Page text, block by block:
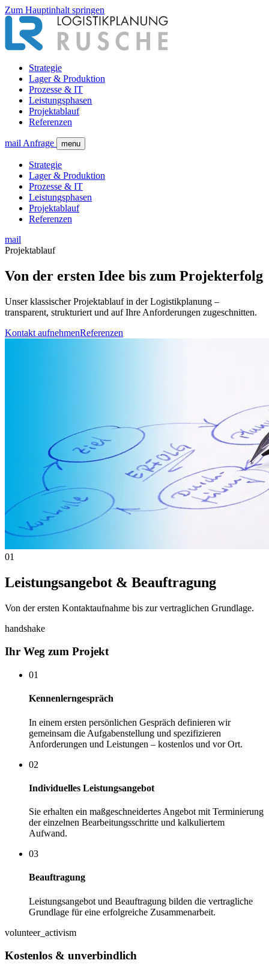
Zum Hauptinhalt springen
Strategie
Lager & Produktion
Prozesse & IT
Leistungsphasen
Projektablauf
Referenzen
mail Anfrage menu
Strategie
Lager & Produktion
Prozesse & IT
Leistungsphasen
Projektablauf
Referenzen
mail
Projektablauf
Von der ersten Idee bis zum Projekterfolg
Unser klassischer Projektablauf in der Logistikplanung –
transparent, strukturiert und auf Ihre Anforderungen zugeschnitten.
Kontakt aufnehmenReferenzen
01
Leistungsangebot & Beauftragung
Von der ersten Kontaktaufnahme bis zur vertraglichen Grundlage.
handshake
Ihr Weg zum Projekt
01
Kennenlerngespräch
In einem ersten persönlichen Gespräch definieren wir
gemeinsam die Aufgabenstellung und spezifizieren
Anforderungen und Leistungen – kostenlos und vor Ort.
02
Individuelles Leistungsangebot
Sie erhalten ein maßgeschneidertes Angebot mit Terminierung
der einzelnen Bearbeitungsschritte und kalkuliertem
Aufwand.
03
Beauftragung
Leistungsangebot und Beauftragung bilden die vertragliche
Grundlage für eine erfolgreiche Zusammenarbeit.
volunteer_activism
Kostenlos & unverbindlich